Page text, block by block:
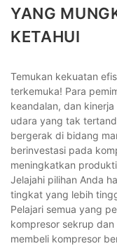
YANG
KETAHUI
Temukan kekuatan
terkemuka! Para
keandalan, dan
udara yang tak
bergerak di bidang
berinvestasi pada
meningkatkan
Jelajahi pilihan Anda
tingkat yang lebih
Pelajari semua yang
kompresor sekrup
membeli kompresor